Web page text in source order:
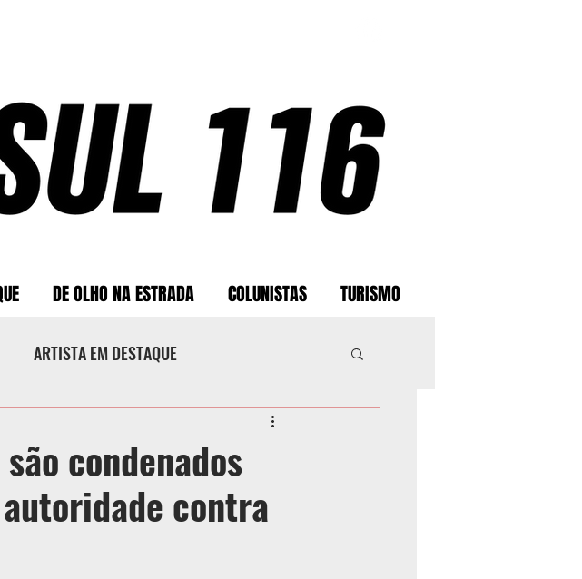
DE OLHO NA ESTRADA COLUNISTAS TURISMO
ARTISTA EM DESTAQUE
condenados
contra